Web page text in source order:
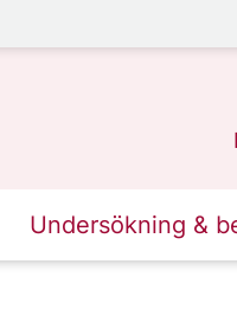
Undersökning &